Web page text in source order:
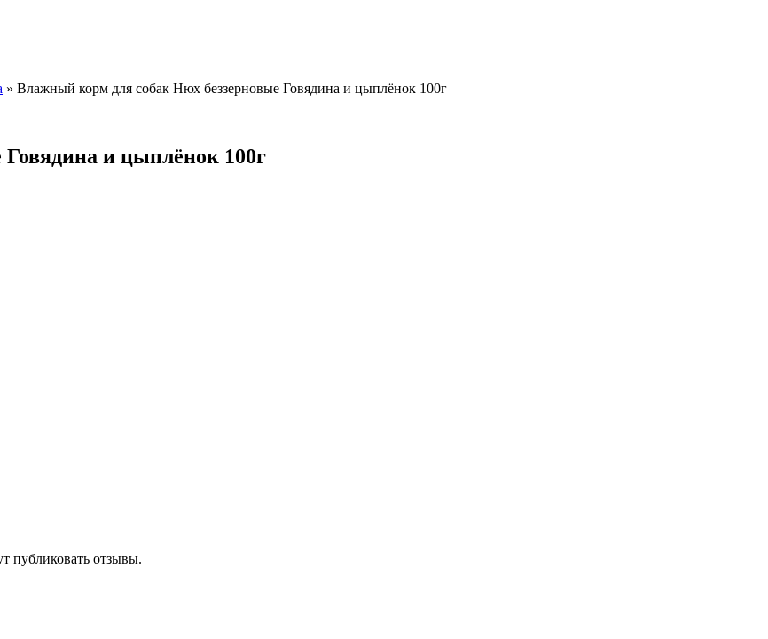
» Влажный корм для собак Нюх беззерновые Говядина и цыплёнок 100г
и цыплёнок 100г
публиковать отзывы.